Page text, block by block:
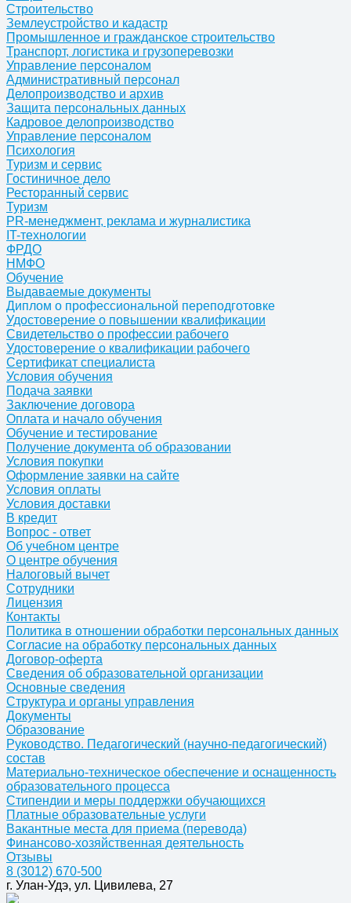
Строительство
Землеустройство и кадастр
Промышленное и гражданское строительство
Транспорт, логистика и грузоперевозки
Управление персоналом
Административный персонал
Делопроизводство и архив
Защита персональных данных
Кадровое делопроизводство
Управление персоналом
Психология
Туризм и сервис
Гостиничное дело
Ресторанный сервис
Туризм
PR-менеджмент, реклама и журналистика
IT-технологии
ФРДО
НМФО
Обучение
Выдаваемые документы
Диплом о профессиональной переподготовке
Удостоверение о повышении квалификации
Свидетельство о профессии рабочего
Удостоверение о квалификации рабочего
Сертификат специалиста
Условия обучения
Подача заявки
Заключение договора
Оплата и начало обучения
Обучение и тестирование
Получение документа об образовании
Условия покупки
Оформление заявки на сайте
Условия оплаты
Условия доставки
В кредит
Вопрос - ответ
Об учебном центре
О центре обучения
Налоговый вычет
Сотрудники
Лицензия
Контакты
Политика в отношении обработки персональных данных
Согласие на обработку персональных данных
Договор-оферта
Сведения об образовательной организации
Основные сведения
Структура и органы управления
Документы
Образование
Руководство. Педагогический (научно-педагогический)
состав
Материально-техническое обеспечение и оснащенность
образовательного процесса
Стипендии и меры поддержки обучающихся
Платные образовательные услуги
Вакантные места для приема (перевода)
Финансово-хозяйственная деятельность
Отзывы
8 (3012) 670-500
г. Улан-Удэ, ул. Цивилева, 27